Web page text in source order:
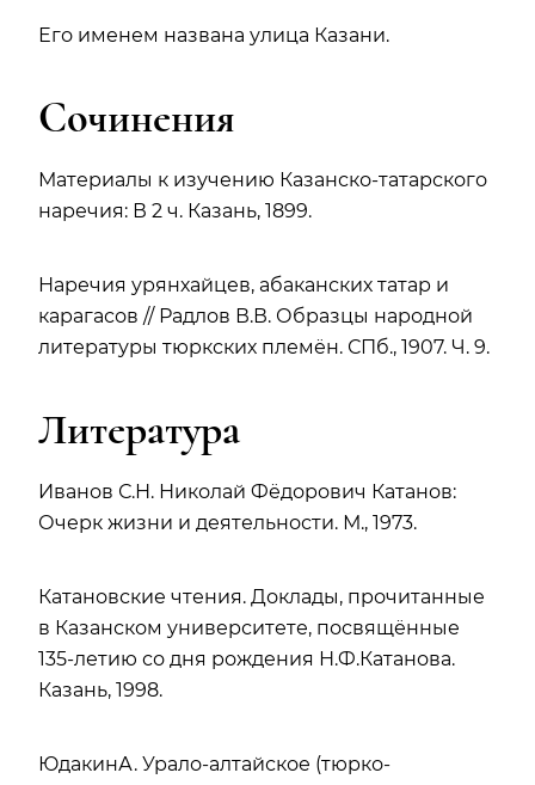
Его именем названа улица Казани.
Сочинения
Материалы к изучению Казанско-татарского
наречия: В 2 ч. Казань, 1899.
Наречия урянхайцев, абаканских татар и
карагасов // Радлов В.В. Образцы народной
литературы тюркских племён. СПб., 1907. Ч. 9.
Литература
Иванов С.Н. Николай Фёдорович Катанов:
Очерк жизни и деятельности. М., 1973.
Катановские чтения. Доклады, прочитанные
в Казанском университете, посвящённые
135-летию со дня рождения Н.Ф.Катанова.
Казань, 1998.
ЮдакинА. Урало-алтайское (тюрко-